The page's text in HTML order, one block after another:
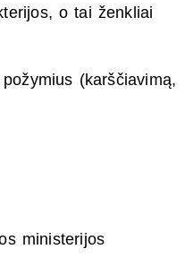
o tai ženkliai
(karščiavimą,
ministerijos